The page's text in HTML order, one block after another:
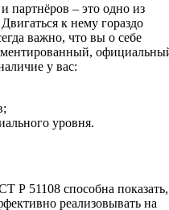
партнёров – это одно из
к нему гораздо
важно, что вы о себе
у вас:
уровня.
Р 51108 способна показать,
реализовывать на